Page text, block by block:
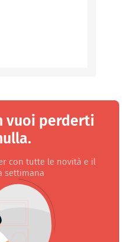
vuoi perderti
con tutte le novità e il
settimana